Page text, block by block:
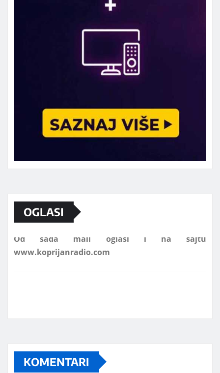
OGLASI
Od sada mali oglasi i na sajtu
KOMENTARI